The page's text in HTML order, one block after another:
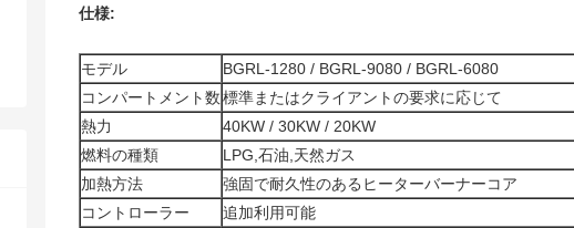
仕様:
モデル
BGRL-1280 / BGRL-9080 / BGRL-6080
コンパートメント数標準またはクライアントの要求に応じて
熱力
40KW / 30KW / 20KW
燃料の種類
LPG,石油,天然ガス
加熱方法
強固で耐久性のあるヒーターバーナーコア
コントローラー
追加利用可能